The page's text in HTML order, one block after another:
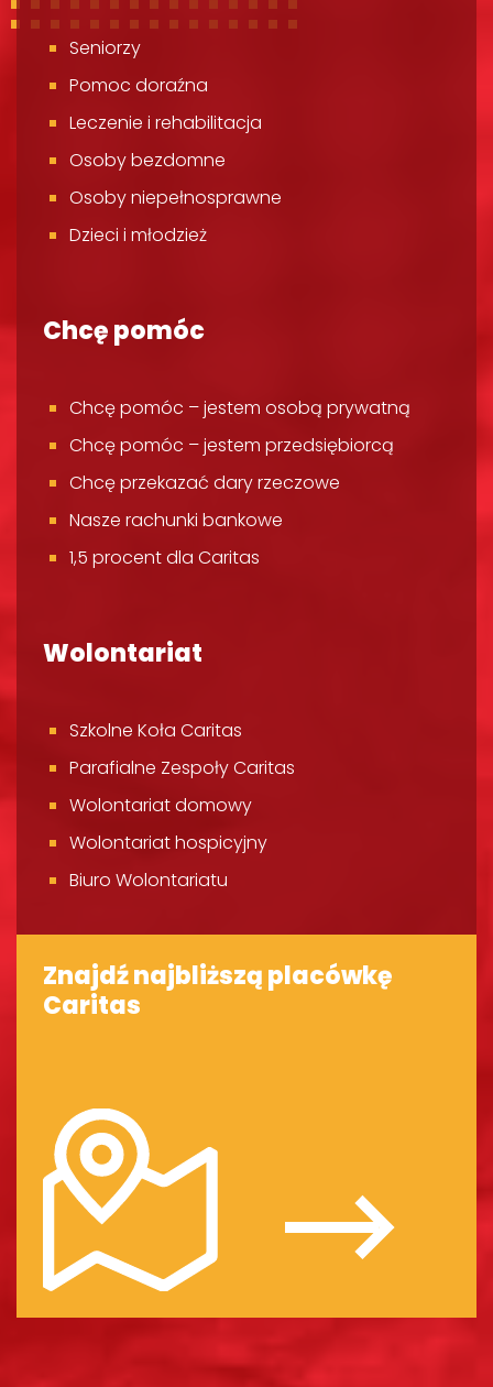
Seniorzy
Pomoc doraźna
Leczenie i rehabilitacja
Osoby bezdomne
Osoby niepełnosprawne
Dzieci i młodzież
Chcę pomóc
Chcę pomóc – jestem osobą prywatną
Chcę pomóc – jestem przedsiębiorcą
Chcę przekazać dary rzeczowe
Nasze rachunki bankowe
1,5 procent dla Caritas
Wolontariat
Szkolne Koła Caritas
Parafialne Zespoły Caritas
Wolontariat domowy
Wolontariat hospicyjny
Biuro Wolontariatu
Znajdź najbliższą placówkę
Caritas